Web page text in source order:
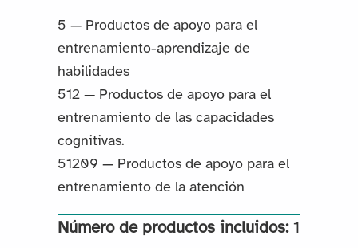
5 — Productos de apoyo para el
entrenamiento-aprendizaje de
habilidades
512 — Productos de apoyo para el
entrenamiento de las capacidades
cognitivas.
51209 — Productos de apoyo para el
entrenamiento de la atención
Número de productos incluidos:1